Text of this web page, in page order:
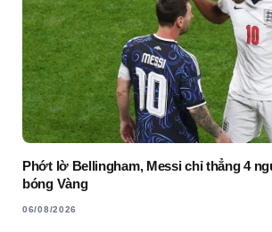
Phớt lờ Bellingham, Messi chỉ thẳng 4
bóng Vàng
06/08/2026